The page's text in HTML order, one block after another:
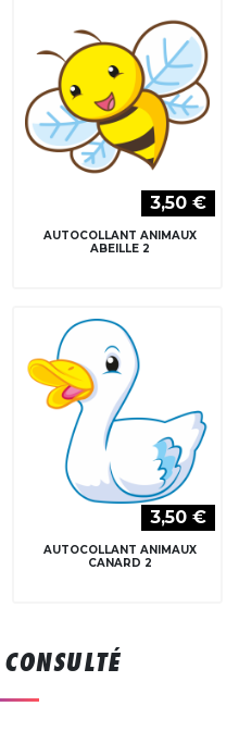
3,50 €
AUTOCOLLANT ANIMAUX
ABEILLE 2
3,50 €
AUTOCOLLANT ANIMAUX
CANARD 2